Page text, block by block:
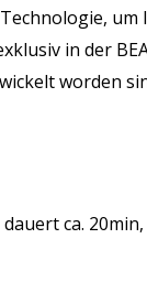
in der
worden
ca.